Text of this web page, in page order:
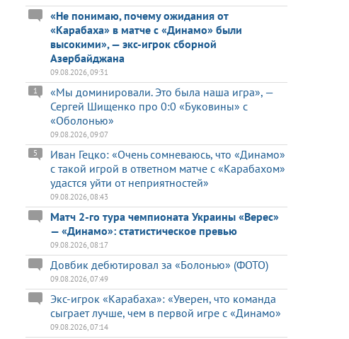
«Не понимаю, почему ожидания от
«Карабаха» в матче с «Динамо» были
высокими», — экс-игрок сборной
Азербайджана
09.08.2026, 09:31
«Мы доминировали. Это была наша игра», —
Сергей Шищенко про 0:0 «Буковины» с
«Оболонью»
1
09.08.2026, 09:07
Иван Гецко: «Очень сомневаюсь, что «Динамо»
с такой игрой в ответном матче с «Карабахом»
удастся уйти от неприятностей»
5
09.08.2026, 08:43
Матч 2-го тура чемпионата Украины «Верес»
— «Динамо»: статистическое превью
09.08.2026, 08:17
Довбик дебютировал за «Болонью» (ФОТО)
09.08.2026, 07:49
Экс-игрок «Карабаха»: «Уверен, что команда
сыграет лучше, чем в первой игре с «Динамо»
09.08.2026, 07:14